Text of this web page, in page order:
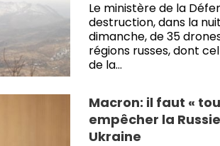
Le ministère de la
destruction, dans la
dimanche, de 35
régions russes, dont
de la…
Macron: il faut «
empêcher la
Ukraine